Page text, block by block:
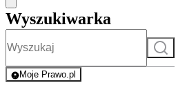
Wyszukiwarka
Szukaj
Moje Prawo.pl
- rejestracja i logowanie do serwisu